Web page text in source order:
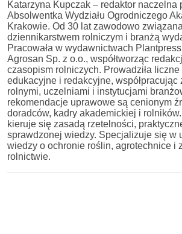
Katarzyna Kupczak – redaktor naczelna
Absolwentka Wydziału Ogrodniczego
Krakowie. Od 30 lat zawodowo
dziennikarstwem rolniczym i branżą
Pracowała w wydawnictwach
Agrosan Sp. z o.o., współtworząc
czasopism rolniczych. Prowadziła
edukacyjne i redakcyjne, współpracując
rolnymi, uczelniami i instytucjami
rekomendacje uprawowe są cenionym
doradców, kadry akademickiej i
kieruje się zasadą rzetelności,
sprawdzonej wiedzy. Specjalizuje się w
wiedzy o ochronie roślin, agrotechnice i
rolnictwie.